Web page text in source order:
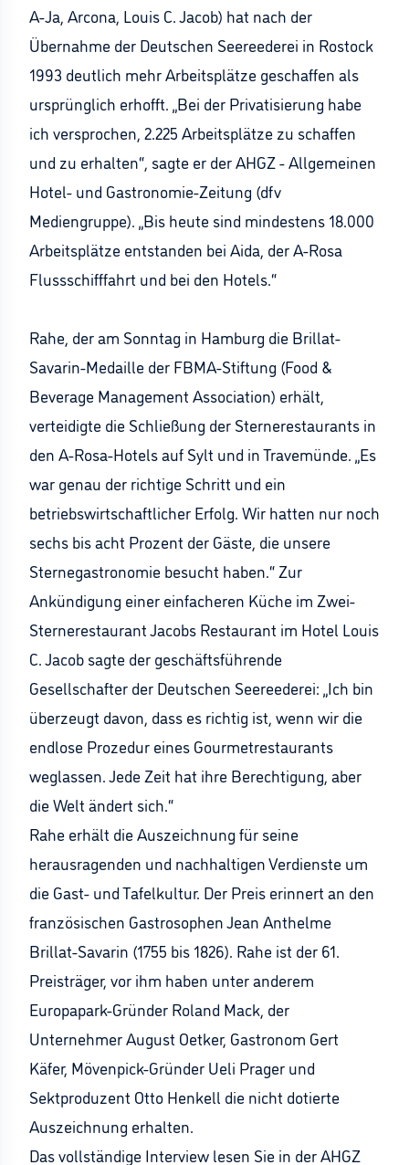
A-Ja, Arcona, Louis C. Jacob) hat nach der
Übernahme der Deutschen Seereederei in Rostock
1993 deutlich mehr Arbeitsplätze geschaffen als
ursprünglich erhofft. „Bei der Privatisierung habe
ich versprochen, 2.225 Arbeitsplätze zu schaffen
und zu erhalten“, sagte er der AHGZ - Allgemeinen
Hotel- und Gastronomie-Zeitung (dfv
Mediengruppe). „Bis heute sind mindestens 18.000
Arbeitsplätze entstanden bei Aida, der A-Rosa
Flussschifffahrt und bei den Hotels.“
Rahe, der am Sonntag in Hamburg die Brillat-
Savarin-Medaille der FBMA-Stiftung (Food &
Beverage Management Association) erhält,
verteidigte die Schließung der Sternerestaurants in
den A-Rosa-Hotels auf Sylt und in Travemünde. „Es
war genau der richtige Schritt und ein
betriebswirtschaftlicher Erfolg. Wir hatten nur noch
sechs bis acht Prozent der Gäste, die unsere
Sternegastronomie besucht haben.“ Zur
Ankündigung einer einfacheren Küche im Zwei-
Sternerestaurant Jacobs Restaurant im Hotel Louis
C. Jacob sagte der geschäftsführende
Gesellschafter der Deutschen Seereederei: „Ich bin
überzeugt davon, dass es richtig ist, wenn wir die
endlose Prozedur eines Gourmetrestaurants
weglassen. Jede Zeit hat ihre Berechtigung, aber
die Welt ändert sich.“
Rahe erhält die Auszeichnung für seine
herausragenden und nachhaltigen Verdienste um
die Gast- und Tafelkultur. Der Preis erinnert an den
französischen Gastrosophen Jean Anthelme
Brillat-Savarin (1755 bis 1826). Rahe ist der 61.
Preisträger, vor ihm haben unter anderem
Europapark-Gründer Roland Mack, der
Unternehmer August Oetker, Gastronom Gert
Käfer, Mövenpick-Gründer Ueli Prager und
Sektproduzent Otto Henkell die nicht dotierte
Auszeichnung erhalten.
Das vollständige Interview lesen Sie in der AHGZ